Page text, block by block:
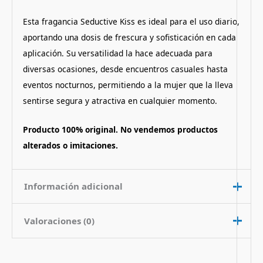
Esta fragancia Seductive Kiss es ideal para el uso diario,
aportando una dosis de frescura y sofisticación en cada
aplicación. Su versatilidad la hace adecuada para
diversas ocasiones, desde encuentros casuales hasta
eventos nocturnos, permitiendo a la mujer que la lleva
sentirse segura y atractiva en cualquier momento.
Producto 100% original. No vendemos productos
alterados o imitaciones.
Información adicional
Contenido
Valoraciones (0)